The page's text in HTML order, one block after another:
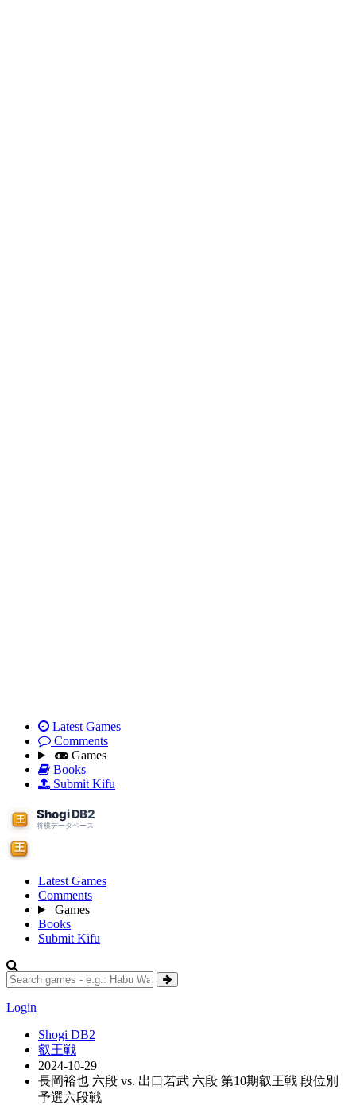
Latest Games
Comments
Games
Books
Submit Kifu
Latest Games
Comments
Games
Books
Submit Kifu
Login
Shogi DB2
叡王戦
2024-10-29
長岡裕也 六段 vs. 出口若武 六段 第10期叡王戦 段位別
予選六段戦